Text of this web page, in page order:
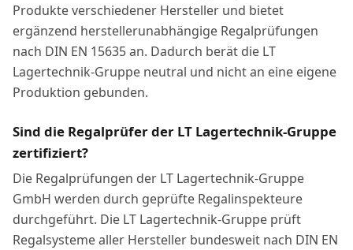
Produkte verschiedener Hersteller und bietet
ergänzend herstellerunabhängige Regalprüfungen
nach DIN EN 15635 an. Dadurch berät die LT
Lagertechnik-Gruppe neutral und nicht an eine eigene
Produktion gebunden.
Sind die Regalprüfer der LT Lagertechnik-Gruppe
zertifiziert?
Die Regalprüfungen der LT Lagertechnik-Gruppe
GmbH werden durch geprüfte Regalinspekteure
durchgeführt. Die LT Lagertechnik-Gruppe prüft
Regalsysteme aller Hersteller bundesweit nach DIN EN